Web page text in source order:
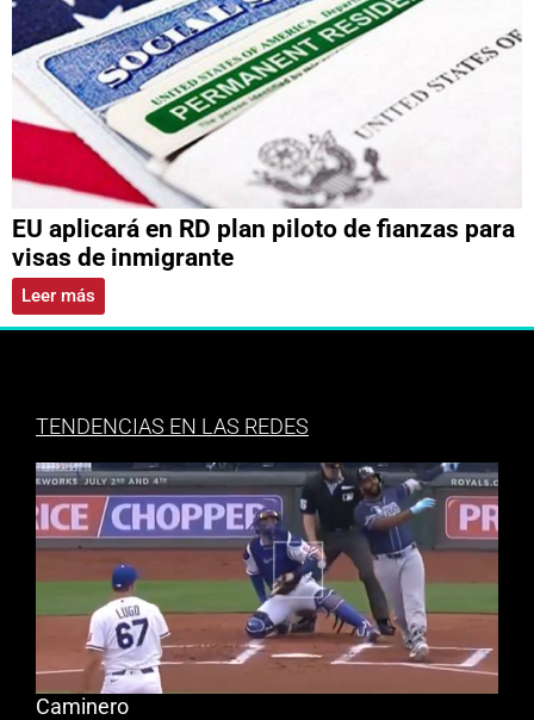
EU aplicará en RD plan piloto de fianzas para
visas de inmigrante
Leer más
TENDENCIAS EN LAS REDES
Caminero